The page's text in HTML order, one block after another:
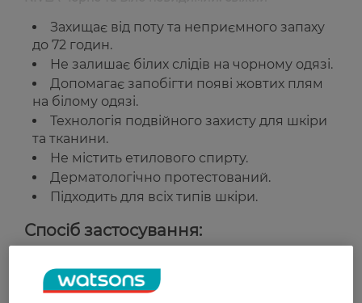
Захищає від поту та неприємного запаху
до 72 годин.
Не залишає білих слідів на чорному одязі.
Допомагає запобігти появі жовтих плям
на білому одязі.
Технологія подвійного захисту для шкіри
та тканини.
Не містить етилового спирту.
Дерматологічно протестований.
Підходить для всіх типів шкіри.
Спосіб застосування:
Розпиліть засіб на чисту та суху шкіру пахв із
відстані приблизно 15 см. Дайте висохнути